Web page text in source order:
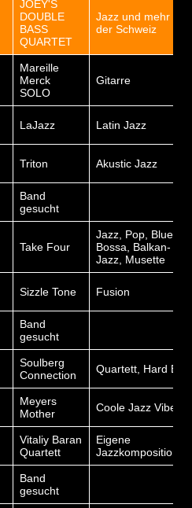
JOEY'S
DOUBLE
BASS
QUARTET
Jazz und mehr aus
der Schweiz
Mareille
Merck
SOLO
Gitarre
LaJazz Latin Jazz
Triton Akustic Jazz
Band
gesucht
Take Four
Jazz, Pop, Blues,
Bossa, Balkan-
Jazz, Musette
Sizzle Tone Fusion
Band
gesucht
Soulberg
Connection
Quartett, Hard Bop
Meyers
Mother
Coole Jazz Vibes
Vitaliy Baran
Quartett
Eigene
Jazzkompositionen
Band
gesucht